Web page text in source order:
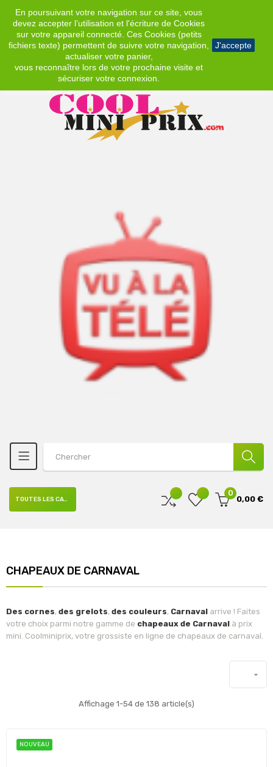
En poursuivant votre navigation sur ce site, vous
devez accepter l’utilisation et l'écriture de Cookies
sur votre appareil connecté. Ces Cookies (petits
fichiers texte) permettent de suivre votre navigation,
actualiser votre panier,
vous reconnaître lors de votre prochaine visite et
sécuriser votre connexion.
J'accepte
EUR
0
0,00 €
TOUTES LES CATÉGORIES
CHAPEAUX DE CARNAVAL
Des cornes, des grelots, des couleurs, Carnaval arrive ! Faites
votre choix parmi notre gamme de chapeaux de Carnaval à prix
mini. Coolminiprix, votre grossiste en ligne de chapeaux de carnaval.

Affichage 1-54 de 138 article(s)
NOUVEAU